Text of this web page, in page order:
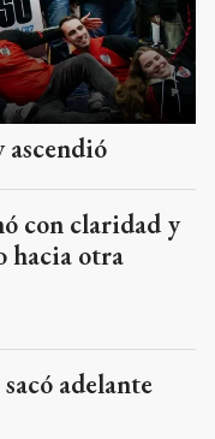
ascendió
con claridad y
hacia otra
adelante